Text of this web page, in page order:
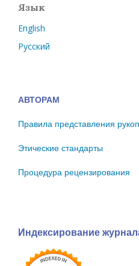
Язык
English
Русский
АВТОРАМ
Правила представления
Этические стандарты
Процедура рецензирования
Индексирование